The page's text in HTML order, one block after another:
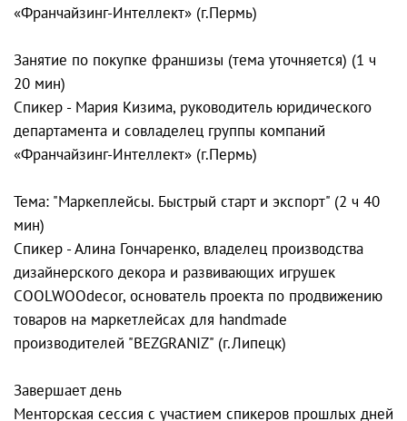
«Франчайзинг-Интеллект» (г.Пермь)
Занятие по покупке франшизы (тема уточняется) (1 ч
20 мин)
Спикер - Мария Кизима, руководитель юридического
департамента и совладелец группы компаний
«Франчайзинг-Интеллект» (г.Пермь)
Тема: "Маркеплейсы. Быстрый старт и экспорт" (2 ч 40
мин)
Спикер - Алина Гончаренко, владелец производства
дизайнерского декора и развивающих игрушек
COOLWOOdecor, основатель проекта по продвижению
товаров на маркетлейсах для handmade
производителей "BEZGRANIZ" (г.Липецк)
Завершает день
Менторская сессия с участием спикеров прошлых дней